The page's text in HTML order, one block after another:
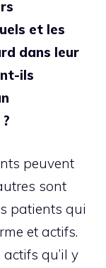
et les
dans leur
ils
peuvent
sont
patients qui
et actifs.
qu’il y